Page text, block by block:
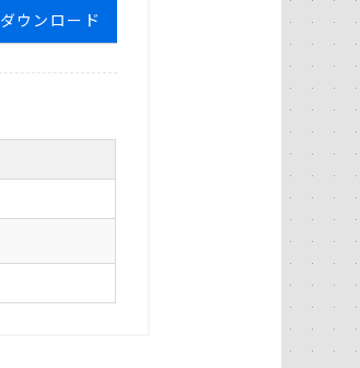
ダウンロード